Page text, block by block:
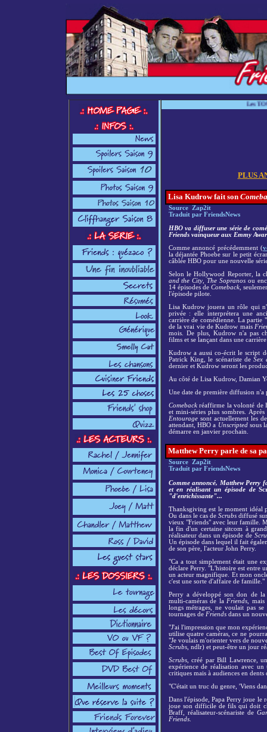
Les TOUTES
PLUS
Lisa Kudrow fait son
Source Zap2it
Traduit par FriendsNews
HBO va diffuser une série de
Friends vainqueur aux Emmy
Comme annoncé précédemment (
la déjantée Phoebe sur le petit
câblée HBO pour une nouvelle
Selon le Hollywood Reporter, la
and the City ,The Sopranos ou
14 épisodes deComeback ,
l'épisode pilote.
Lisa Kudrow jouera un rôle qui
privée : elle interprétera une
carrière de comédienne. La partie
de la vrai vie de Kudrow mais
mois. De plus, Kudrow n'a pas
films et se lançant dans une
Kudrow a aussi co-écrit le script
Patrick King, le scénariste deSex
dernier et Kudrow seront les
Au côté de Lisa Kudrow, Damian
Une date de première diffusion n'a
Comebackréaffirme la volonté de
et mini-séries plus sombres.
Entouragesont actuellement les
attendant, HBO a Unscriptedsous
démarre en janvier prochain.
Matthew Perry parle de sa
Source Zap2it
Traduit par FriendsNews
Comme annoncé, Matthew Perry
et en réalisant un épisode de
"d'enrichissante"...
Thanksgiving est le moment idéal
Ou dans le cas de Scrubsdiffusé sur
vieux "Friends" avec leur famille.
la fin d'un certaine sitcom à
réalisateur dans un épisode de
Un épisode dans lequel il fait
de son père, l'acteur John Perry.
"Ca a tout simplement était une
déclare Perry. "L'histoire est entre
un acteur magnifique. Et mon
c'est une sorte d'affaire de famille."
Perry a développé son don de
multi-caméras de la Friends ,
longs métrages, ne voulait pas se
tournages de Friendsdans un
"J'ai l'impression que mon
utilise quatre caméras, ce ne
"Je voulais m'orienter vers de
Scrubs, ndlr) et peut-être un jour
Scrubs, créé par Bill Lawrence,
expérience de réalisation avec
critiques mais à audiences en dents
"C'était un truc du genre, 'Viens
Dans l'épisode, Papa Perry joue
joue son difficile de fils qui doit
Braff, réalisateur-scénariste de
Friends.